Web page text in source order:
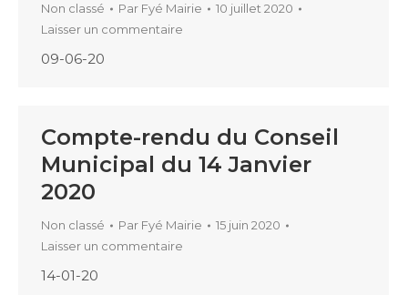
Non classé Par Fyé Mairie
10 juillet 2020
Laisser un commentaire
09-06-20
Compte-rendu du Conseil
Municipal du 14 Janvier
2020
Non classé Par Fyé Mairie
15 juin 2020
Laisser un commentaire
14-01-20